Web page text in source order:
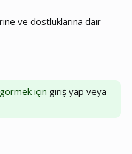
ve dostluklarına dair
için giriş yap veya